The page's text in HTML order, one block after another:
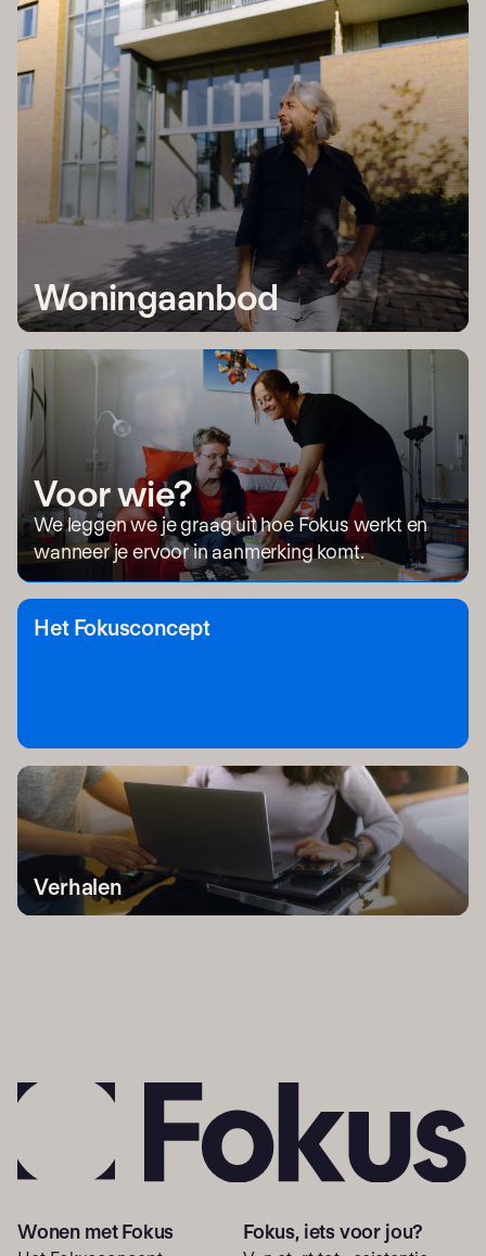
Woningaanbod
Voor wie?
We leggen we je graag uit hoe Fokus werkt en
wanneer je ervoor in aanmerking komt.
Het Fokusconcept
Verhalen
Wonen met Fokus Fokus, iets voor jou?